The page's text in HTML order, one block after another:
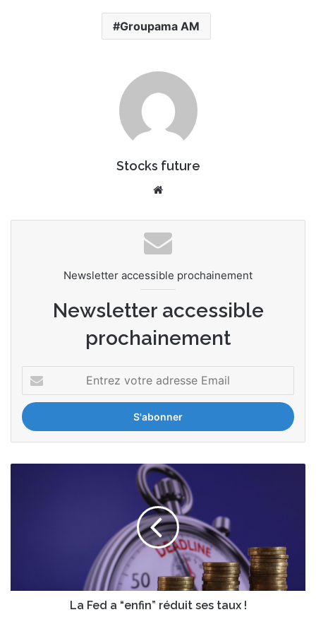
Groupama AM
Stocks future
Newsletter accessible prochainement
Newsletter accessible
prochainement
votre
adresse
Email
La Fed a “enfin” réduit ses taux !